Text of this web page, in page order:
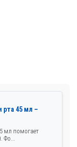
рта 45 мл –
мл помогает